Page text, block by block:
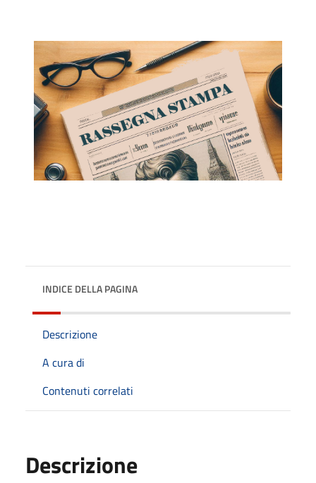
INDICE DELLA PAGINA
Descrizione
A cura di
Contenuti correlati
Descrizione